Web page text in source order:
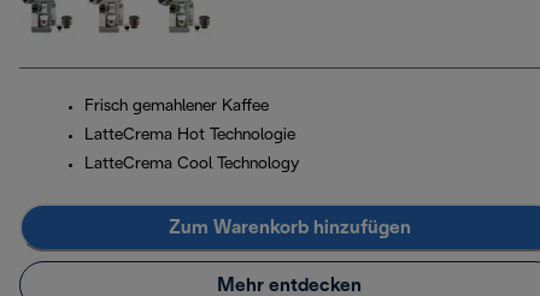
Frisch gemahlener Kaffee
LatteCrema Hot Technologie
LatteCrema Cool Technology
Zum Warenkorb hinzufügen
Mehr entdecken